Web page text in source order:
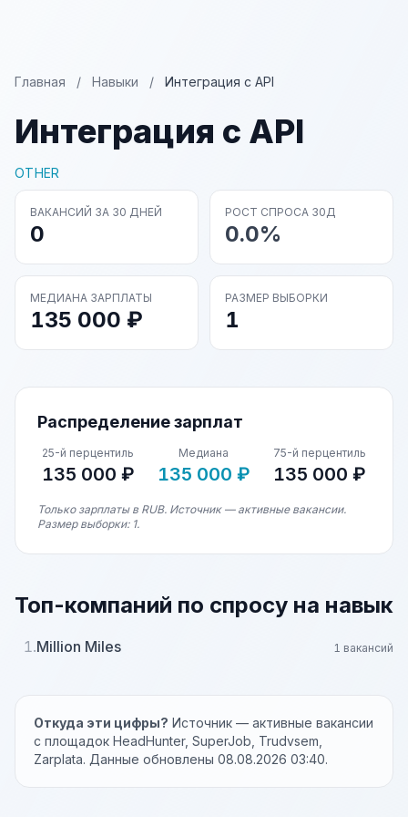
Главная / Навыки / Интеграция с API
Интеграция с API
OTHER
ВАКАНСИЙ ЗА 30 ДНЕЙ
0
РОСТ СПРОСА 30Д
0.0%
МЕДИАНА ЗАРПЛАТЫ
135 000 ₽
РАЗМЕР ВЫБОРКИ
1
Распределение зарплат
25-й перцентиль
135 000 ₽
Медиана
135 000 ₽
75-й перцентиль
135 000 ₽
Только зарплаты в RUB. Источник — активные вакансии.
Размер выборки: 1.
Топ-компаний по спросу на навык
1.Million Miles 1 вакансий
Откуда эти цифры? Источник — активные вакансии
с площадок HeadHunter, SuperJob, Trudvsem,
Zarplata. Данные обновлены 08.08.2026 03:40.